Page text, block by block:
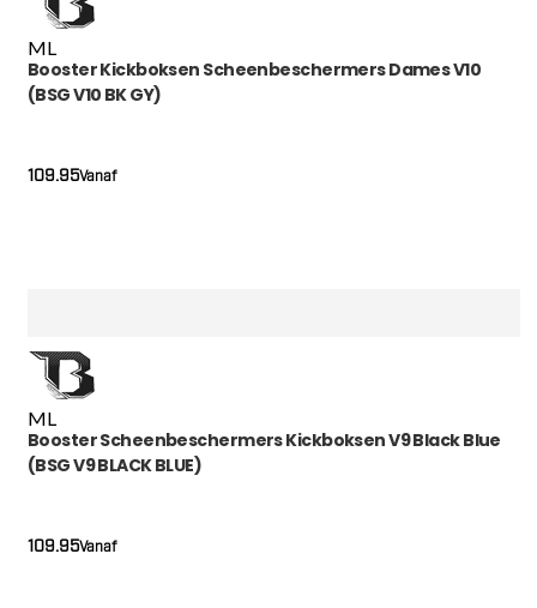
ML
Booster Kickboksen Scheenbeschermers Dames V10
(BSG V10 BK GY)
Vanaf
109.95
ML
Booster Scheenbeschermers Kickboksen V9 Black Blue
(BSG V9 BLACK BLUE)
Vanaf
109.95